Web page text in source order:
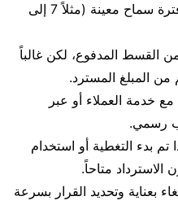
الدرع العربي إمكانية الإلغاء في فترة سماح معينة (مثلاً 7 إلى
القسط المدفوع، لكن غالباً
المبلغ المسترد.
خدمة العملاء أو عبر
رسمي.
تم بدء التغطية أو استخدام
الاسترداد متاحاً.
بعناية وتحديد القرار بسرعة